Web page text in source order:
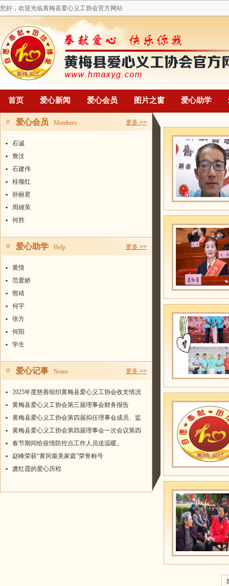
您好，欢迎光临黄梅县爱心义工协会官方网站
首页 爱心新闻 爱心会员 图片之窗 爱心助学
更多 >>
爱心会员 Members
▪
石诚
▪
詹汶
▪
石建伟
▪
桂颂红
▪
孙丽君
▪
周雄英
▪
何胜
更多 >>
爱心助学 Help
▪
黄情
▪
范爱娇
▪
熊靖
▪
何宇
▪
张方
▪
何阳
▪
学生
更多 >>
爱心记事 Notes
▪
2025年度慈善组织黄梅县爱心义工协会收支情况
统计表
▪
黄梅县爱心义工协会第三届理事会财务报告
▪
黄梅县爱心义工协会第四届拟任理事会成员、监
事名单
▪
黄梅县爱心义工协会第四届理事会一次会议第四
届会长、常务副会长、副会长、秘书长名单
▪
春节期间给疫情防控点工作人员送温暖。
▪
赵峰荣获“黄冈最美家庭”荣誉称号
▪
虞红霞的爱心历程